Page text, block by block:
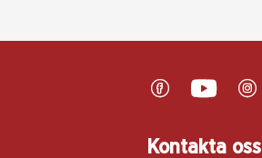
Kontakta oss